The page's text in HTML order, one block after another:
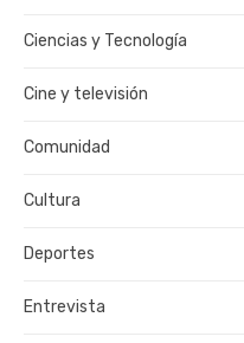
Ciencias y Tecnología
Cine y televisión
Comunidad
Cultura
Deportes
Entrevista